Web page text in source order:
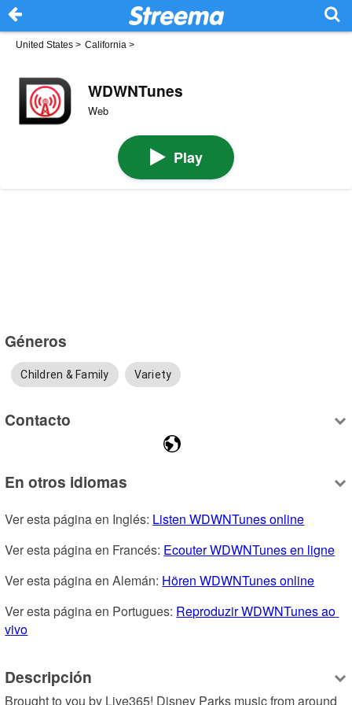
United States > California >
WDWNTunes
Web
Play
Géneros
Children & Family Variety
Contacto
En otros idiomas
Ver esta página en Inglés: Listen WDWNTunes online
Ver esta página en Francés: Ecouter WDWNTunes en ligne
Ver esta página en Alemán: Hören WDWNTunes online
Ver esta página en Portugues: Reproduzir WDWNTunes ao
vivo
Descripción
Brought to you by Live365! Disney Parks music from around